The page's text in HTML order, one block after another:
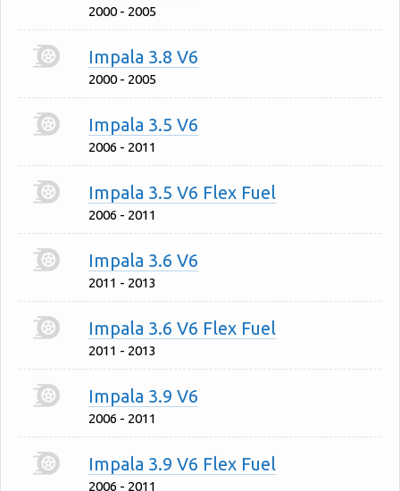
2000 - 2005
Impala 3.8 V6
2000 - 2005
Impala 3.5 V6
2006 - 2011
Impala 3.5 V6 Flex Fuel
2006 - 2011
Impala 3.6 V6
2011 - 2013
Impala 3.6 V6 Flex Fuel
2011 - 2013
Impala 3.9 V6
2006 - 2011
Impala 3.9 V6 Flex Fuel
2006 - 2011